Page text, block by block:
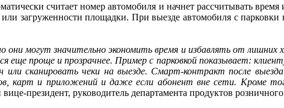
считает номер автомобиля и начнет рассчитывать
загруженности площадки. При выезде автомобиля с парковки
могут значительно экономить время и избавлять от лишних
еще проще и прозрачнее. Пример с парковкой показывает:
сканировать чеки на выезде. Смарт-контракт после
карт и приложений и даже если абонент вне сети. Кроме
президент, руководитель департамента продуктов